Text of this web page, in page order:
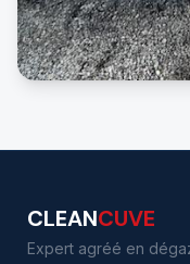
CLEANCUVE
Expert agréé en